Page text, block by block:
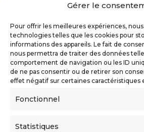
Gérer le
Pour offrir les meilleures expériences,
technologies telles que les cookies pour
informations des appareils. Le fait de
nous permettra de traiter des données
comportement de navigation ou les ID
de ne pas consentir ou de retirer son
effet négatif sur certaines caractéristiques
Fonctionnel
Statistiques
Mentions légales
Politique de confidentialité
Déclaration d’accessibilité
Ils nous soutiennent